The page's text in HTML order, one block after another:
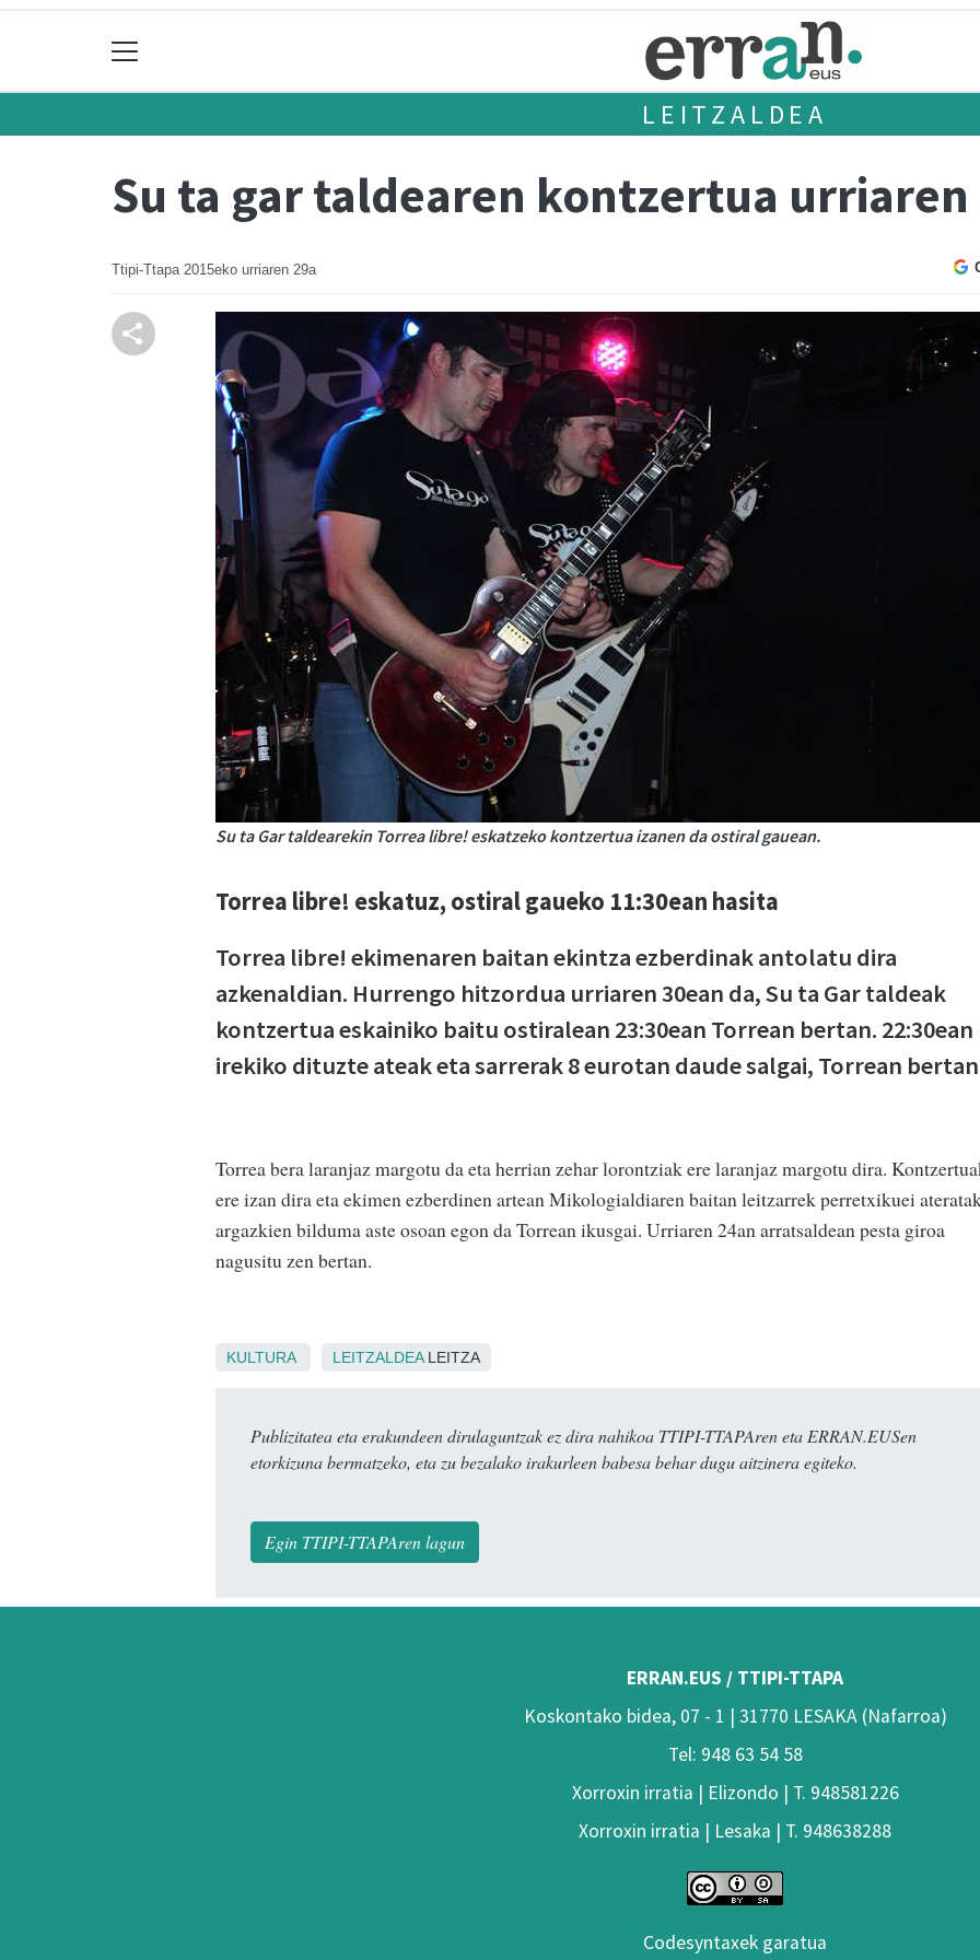
LEITZALDEA
Su ta gar taldearen kontzertua urriaren
Ttipi-Ttapa 2015eko urriaren 29a
Su ta Gar taldearekin Torrea libre! eskatzeko kontzertua izanen da ostiral gauean.
Torrea libre! eskatuz, ostiral gaueko 11:30ean hasita
Torrea libre! ekimenaren baitan ekintza ezberdinak antolatu dira
azkenaldian. Hurrengo hitzordua urriaren 30ean da, Su ta Gar taldeak
kontzertua eskainiko baitu ostiralean 23:30ean Torrean bertan. 22:30ean
irekiko dituzte ateak eta sarrerak 8 eurotan daude salgai, Torrean
Torrea bera laranjaz margotu da eta herrian zehar lorontziak ere laranjaz margotu dira.
ere izan dira eta ekimen ezberdinen artean Mikologialdiaren baitan leitzarrek perretxikuei
argazkien bilduma aste osoan egon da Torrean ikusgai. Urriaren 24an arratsaldean pesta giroa
nagusitu zen bertan.
KULTURA LEITZALDEALEITZA
Publizitatea eta erakundeen dirulaguntzak ez dira nahikoa TTIPI-TTAPAren eta ERRAN.EUSen
etorkizuna bermatzeko, eta zu bezalako irakurleen babesa behar dugu aitzinera egiteko.
Egin TTIPI-TTAPAren lagun
ERRAN.EUS / TTIPI-TTAPA
Koskontako bidea, 07 - 1 | 31770 LESAKA (Nafarroa)
Tel: 948 63 54 58
Xorroxin irratia | Elizondo | T. 948581226
Xorroxin irratia | Lesaka | T. 948638288
Codesyntaxek garatua